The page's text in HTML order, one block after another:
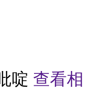
啶 查看相